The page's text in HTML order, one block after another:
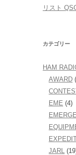
リスト
カテゴリー
HAM
AWARD
EME (4)
JARL